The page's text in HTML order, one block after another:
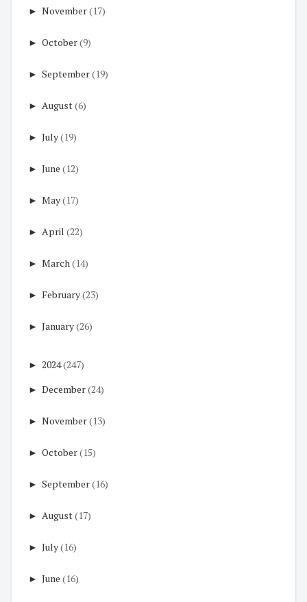
► November(17)
► October(9)
► September(19)
► August(6)
► July(19)
► June (12)
► May(17)
► April (22)
► March (14)
► February(23)
► January(26)
► 2024(247)
► December(24)
► November(13)
► October(15)
► September(16)
► August(17)
► July(16)
► June (16)